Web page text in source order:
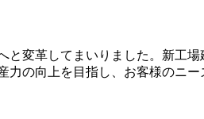
変革してまいりました。新工
の向上を目指し、お客様のニー